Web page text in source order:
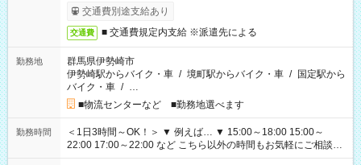
交通費別途支給あり
交通費 ■ 交通費規定内支給 ※派遣先による
勤務地
群馬県伊勢崎市
伊勢崎駅からバイク・車 / 境町駅からバイク・車 / 国定駅から
バイク・車 / …
■物流センターなど ■勤務地選べます
勤務時間
＜1日3時間～OK！＞ ▼ 例えば… ▼ 15:00～18:00 15:00～
22:00 17:00～22:00 など こちら以外の時間もお気軽にご相談く
ださい！